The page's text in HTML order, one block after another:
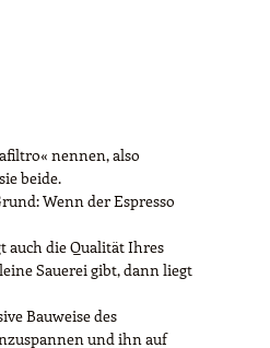
nennen, also
beide.
Wenn der Espresso
auch die Qualität Ihres
Sauerei gibt, dann liegt
Bauweise des
und ihn auf